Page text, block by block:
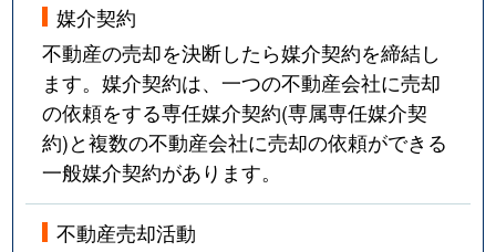
媒介契約
不動産の売却を決断したら媒介契約を締結し
ます。媒介契約は、一つの不動産会社に売却
の依頼をする専任媒介契約(専属専任媒介契
約)と複数の不動産会社に売却の依頼ができる
一般媒介契約があります。
不動産売却活動